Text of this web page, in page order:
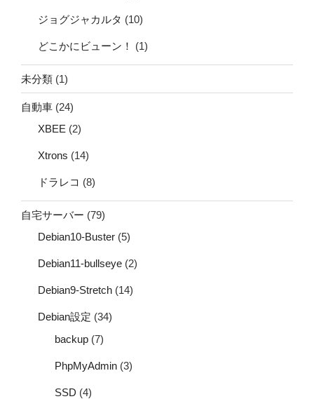
ジョグジャカルタ (10)
どこかにビューン！ (1)
未分類 (1)
自動車 (24)
XBEE (2)
Xtrons (14)
ドラレコ (8)
自宅サーバー (79)
Debian10-Buster (5)
Debian11-bullseye (2)
Debian9-Stretch (14)
Debian設定 (34)
backup (7)
PhpMyAdmin (3)
SSD (4)